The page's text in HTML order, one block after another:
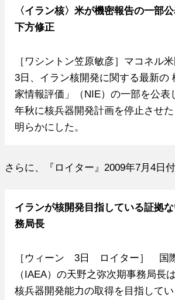
〈イラン核〉米が機密報告の一部
下方修正
［ワシントン笠原敏彦］マコネル
3日、イラン核開発に関する最新の
家情報評価」（NIE）の一部を公表
年秋に核兵器開発計画を停止させ
明らかにした。
さらに、『ロイター』2009年7月4日付
イランが核開発目指している証拠
務局長
［ウィーン 3日 ロイター］ 国
（IAEA）の天野之弥次期事務局長
核兵器開発能力の取得を目指して